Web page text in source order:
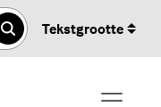
Zoeken
Tekstgrootte